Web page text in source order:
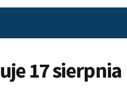
17 sierpnia